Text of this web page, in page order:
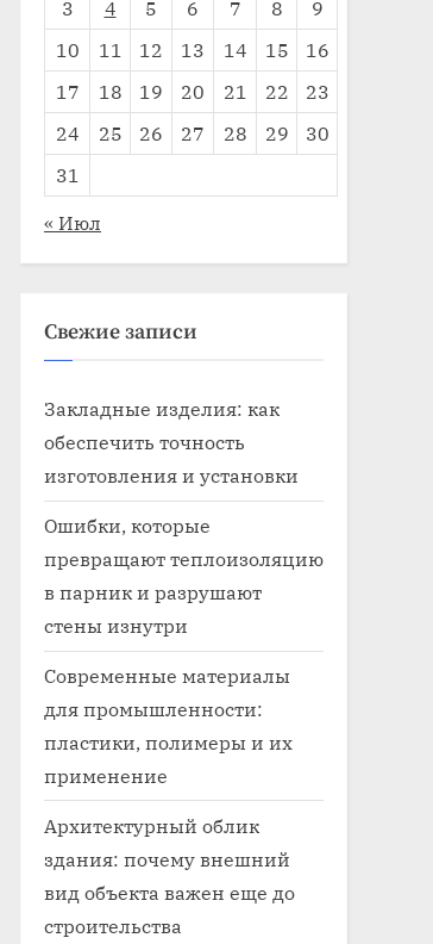
3
4 5 6 7 8
9
10
11 12 13 14 15
16
17
18 19 20 21 22
23
24
25 26 27 28 29
30
31
« Июл
Свежие записи
Закладные изделия: как
обеспечить точность
изготовления и установки
Ошибки, которые
превращают теплоизоляцию
в парник и разрушают
стены изнутри
Современные материалы
для промышленности:
пластики, полимеры и их
применение
Архитектурный облик
здания: почему внешний
вид объекта важен еще до
строительства